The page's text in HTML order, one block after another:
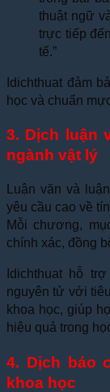
thuật ngữ
trực tiếp
tế.”
Idichthuat đảm
học và chuẩn
3. Dịch luận
ngành vật lý
Luận văn và
yêu cầu cao về
Mỗi chương,
chính xác, đồng
Idichthuat hỗ
nguyên tử với
khoa học, giúp
hiệu quả trong
4. Dịch báo
khoa học